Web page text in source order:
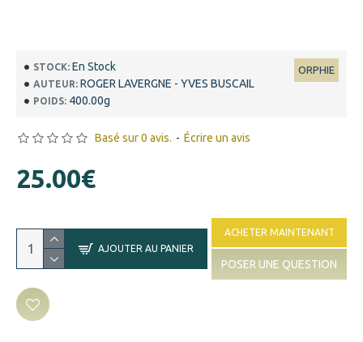
STOCK: En Stock
AUTEUR: ROGER LAVERGNE - YVES BUSCAIL
POIDS: 400.00g
ORPHIE
Basé sur 0 avis. - Écrire un avis
25.00€
AJOUTER AU PANIER
ACHETER MAINTENANT
POSER UNE QUESTION